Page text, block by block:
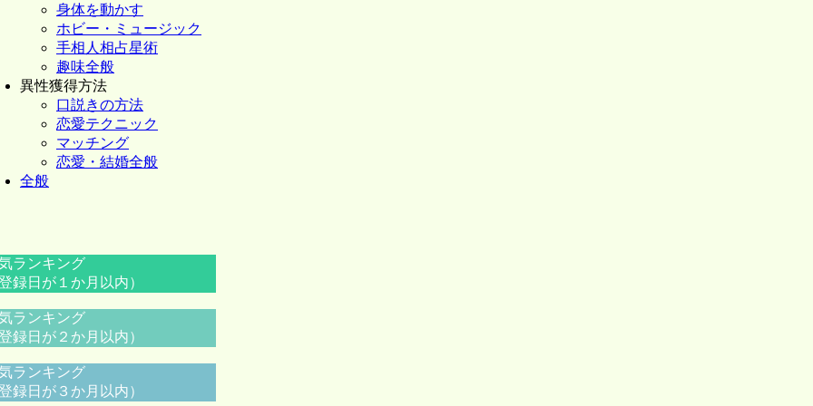
身体を動かす
ホビー・ミュージック
手相人相占星術
趣味全般
異性獲得方法
口説きの方法
恋愛テクニック
マッチング
恋愛・結婚全般
全般
ランキング
登録日が１か月以内）
ランキング
登録日が２か月以内）
ランキング
登録日が３か月以内）